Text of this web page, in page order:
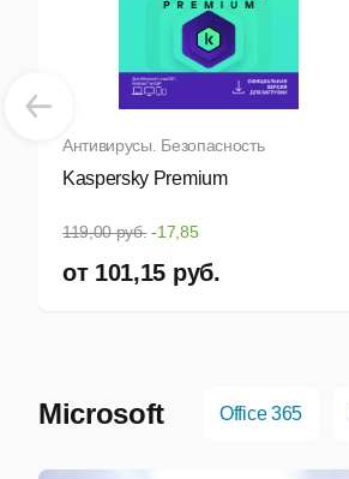
Kaspersky Premium
Антивирусы. Безопасность
119,00 руб. -17,85
от 101,15 руб.
Microsoft Office 365